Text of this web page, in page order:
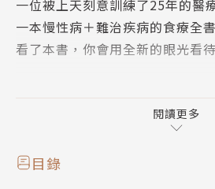
一位被上天刻意訓練了25年的醫
一本慢性病＋難治疾病的食療全書
看了本書，你會用全新的眼光看
數萬名被誤診，或是因為病怎麼
閱讀更多
目錄